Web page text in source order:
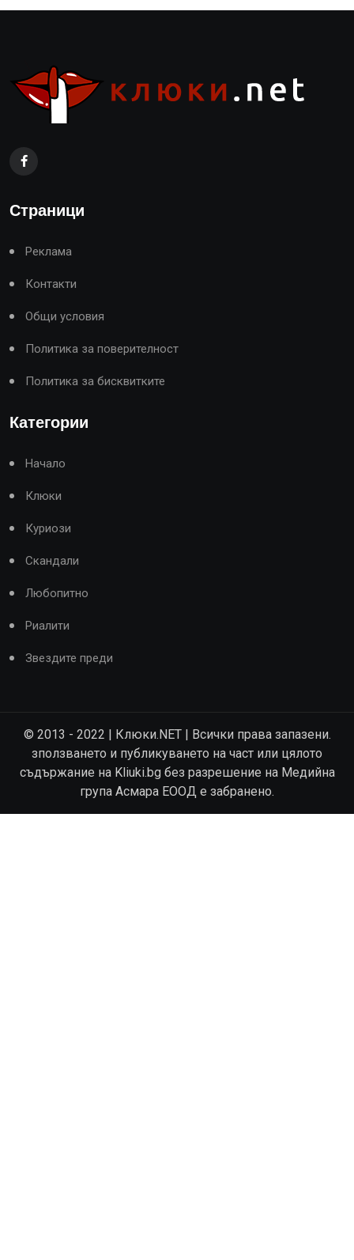
Страници
Реклама
Контакти
Общи условия
Политика за поверителност
Политика за бисквитките
Категории
Начало
Клюки
Куриози
Скандали
Любопитно
Риалити
Звездите преди
© 2013 - 2022 | Клюки.NET | Всички права запазени.
зползването и публикуването на част или цялото
съдържание на Kliuki.bg без разрешение на Медийна
група Асмара ЕООД е забранено.